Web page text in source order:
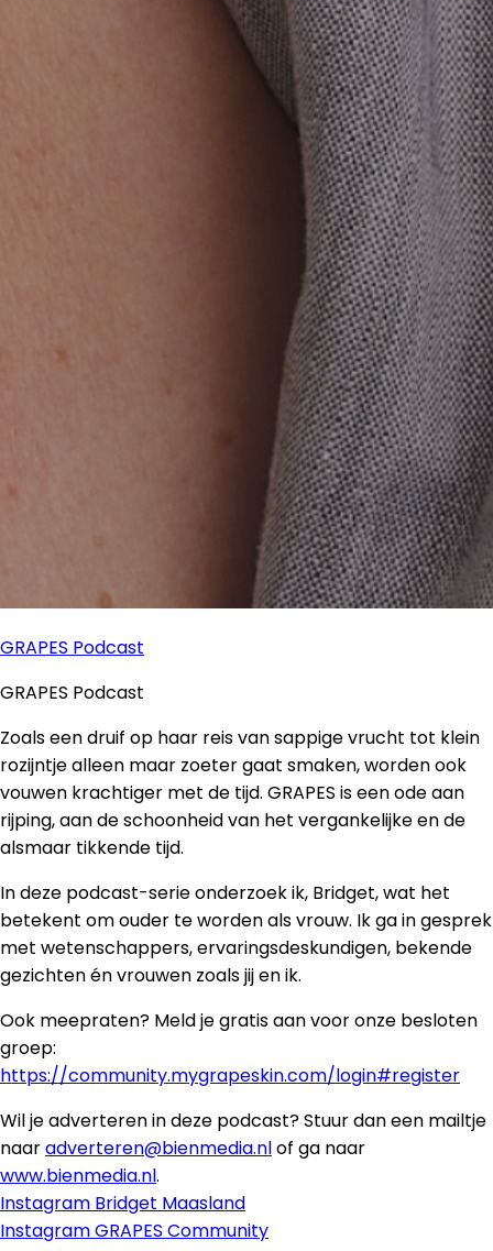
GRAPES Podcast
GRAPES Podcast
Zoals een druif op haar reis van sappige vrucht tot klein
rozijntje alleen maar zoeter gaat smaken, worden ook
vouwen krachtiger met de tijd. GRAPES is een ode aan
rijping, aan de schoonheid van het vergankelijke en de
alsmaar tikkende tijd.
In deze podcast-serie onderzoek ik, Bridget, wat het
betekent om ouder te worden als vrouw. Ik ga in gesprek
met wetenschappers, ervaringsdeskundigen, bekende
gezichten én vrouwen zoals jij en ik.
Ook meepraten? Meld je gratis aan voor onze besloten
groep:
https://community.mygrapeskin.com/login#register
Wil je adverteren in deze podcast? Stuur dan een mailtje
naaradverteren@bienmedia.nlof ga naar
www.bienmedia.nl.
Instagram Bridget Maasland
Instagram GRAPES Community